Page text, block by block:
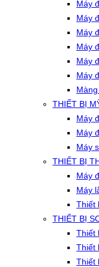
Máy
Máy
Máy
Máy
Máy
Máy
THIẾT BỊ
Máy
Máy
Máy
THIẾT BỊ
Máy
Máy
Thiết
THIẾT BỊ
Thiết
Thiết
Thiết